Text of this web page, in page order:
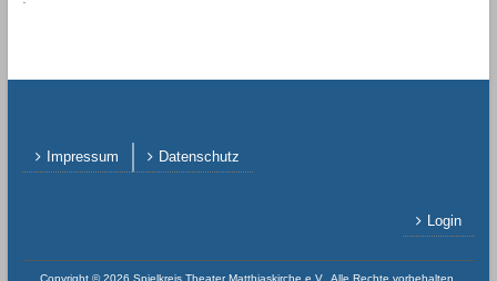
Impressum Datenschutz
Login
Copyright © 2026 Spielkreis Theater Matthiaskirche e.V. . Alle Rechte vorbehalten.